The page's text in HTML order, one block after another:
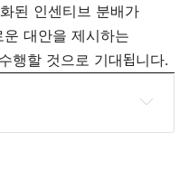
된 인센티브 분배가
대안을 제시하는
행할 것으로 기대됩니다.